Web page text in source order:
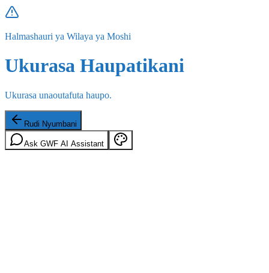
Halmashauri ya Wilaya ya Moshi
Ukurasa Haupatikani
Ukurasa unaoutafuta haupo.
Rudi Nyumbani
Ask GWF AI Assistant